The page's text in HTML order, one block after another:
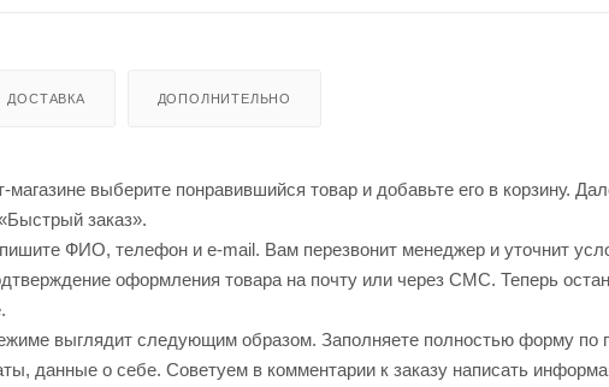
ДОСТАВКА ДОПОЛНИТЕЛЬНО
выберите понравившийся товар и добавьте его в корзину.
заказ».
ФИО, телефон и e-mail. Вам перезвонит менеджер и уточнит
оформления товара на почту или через СМС. Теперь
выглядит следующим образом. Заполняете полностью форму по
данные о себе. Советуем в комментарии к заказу написать